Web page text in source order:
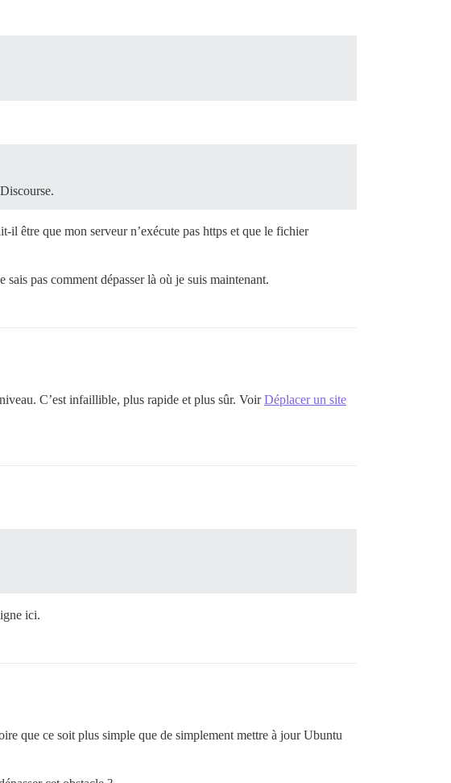
il être que mon serveur n’exécute pas https et que le fichier
pas comment dépasser là où je suis maintenant.
C’est infaillible, plus rapide et plus sûr. VoirDéplacer un site
ici.
que ce soit plus simple que de simplement mettre à jour Ubuntu